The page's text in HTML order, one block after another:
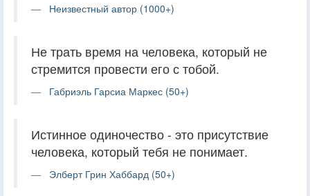
Неизвестный автор (1000+)
Не трать время на человека, который не
стремится провести его с тобой.
Габриэль Гарсиа Маркес (50+)
Истинное одиночество - это присутствие
человека, который тебя не понимает.
Элберт Грин Хаббард (50+)